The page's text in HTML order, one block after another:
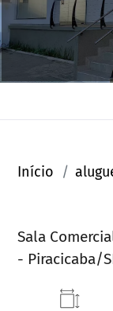
Início
Sala
- Piracicaba/